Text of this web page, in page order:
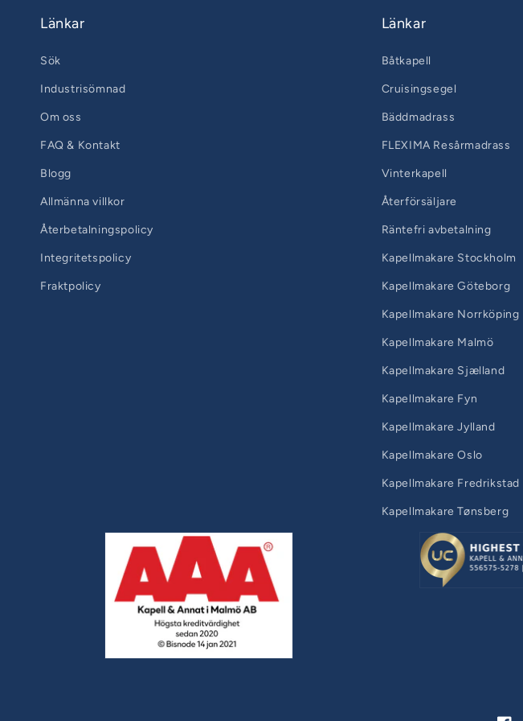
Länkar
Sök
Industrisömnad
Om oss
FAQ & Kontakt
Blogg
Allmänna villkor
Återbetalningspolicy
Integritetspolicy
Fraktpolicy
Länkar
Båtkapell
Cruisingsegel
Bäddmadrass
FLEXIMA Resårmadrass
Vinterkapell
Återförsäljare
Räntefri avbetalning
Kapellmakare Stockholm
Kapellmakare Göteborg
Kapellmakare Norrköping
Kapellmakare Malmö
Kapellmakare Sjælland
Kapellmakare Fyn
Kapellmakare Jylland
Kapellmakare Oslo
Kapellmakare Fredrikstad
Kapellmakare Tønsberg